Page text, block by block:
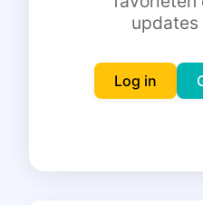
Gratis
updates
Log in